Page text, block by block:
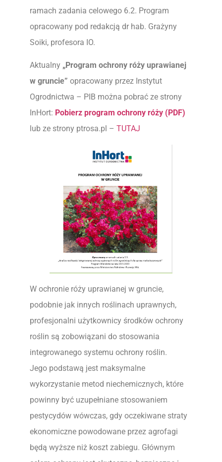
ramach zadania celowego 6.2. Program
opracowany pod redakcją dr hab. Grażyny
Soiki, profesora IO.
Aktualny „Program ochrony róży uprawianej
w gruncie” opracowany przez Instytut
Ogrodnictwa – PIB można pobrać ze strony
InHort: Pobierz program ochrony róży (PDF)
lub ze strony ptrosa.pl – TUTAJ
W ochronie róży uprawianej w gruncie,
podobnie jak innych roślinach uprawnych,
profesjonalni użytkownicy środków ochrony
roślin są zobowiązani do stosowania
integrowanego systemu ochrony roślin.
Jego podstawą jest maksymalne
wykorzystanie metod niechemicznych, które
powinny być uzupełniane stosowaniem
pestycydów wówczas, gdy oczekiwane straty
ekonomiczne powodowane przez agrofagi
będą wyższe niż koszt zabiegu. Głównym